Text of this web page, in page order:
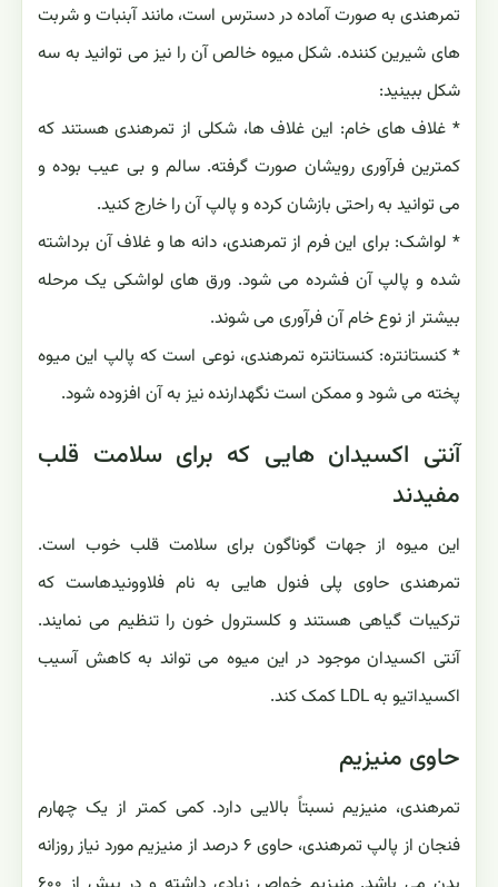
تمرهندی به صورت آماده در دسترس است، مانند آبنبات و شربت
های شیرین کننده. شکل میوه خالص آن را نیز می توانید به سه
شکل ببینید:
* غلاف های خام: این غلاف ها، شکلی از تمرهندی هستند که
کمترین فرآوری رویشان صورت گرفته. سالم و بی عیب بوده و
می توانید به راحتی بازشان کرده و پالپ آن را خارج کنید.
* لواشک: برای این فرم از تمرهندی، دانه ها و غلاف آن برداشته
شده و پالپ آن فشرده می شود. ورق های لواشکی یک مرحله
بیشتر از نوع خام آن فرآوری می شوند.
* کنستانتره: کنستانتره تمرهندی، نوعی است که پالپ این میوه
پخته می شود و ممکن است نگهدارنده نیز به آن افزوده شود.
آنتی اکسیدان هایی که برای سلامت قلب
مفیدند
این میوه از جهات گوناگون برای سلامت قلب خوب است.
تمرهندی حاوی پلی فنول هایی به نام فلاوونیدهاست که
ترکیبات گیاهی هستند و کلسترول خون را تنظیم می نمایند.
آنتی اکسیدان موجود در این میوه می تواند به کاهش آسیب
اکسیداتیو به LDL کمک کند.
حاوی منیزیم
تمرهندی، منیزیم نسبتاً بالایی دارد. کمی کمتر از یک چهارم
فنجان از پالپ تمرهندی، حاوی ۶ درصد از منیزیم مورد نیاز روزانه